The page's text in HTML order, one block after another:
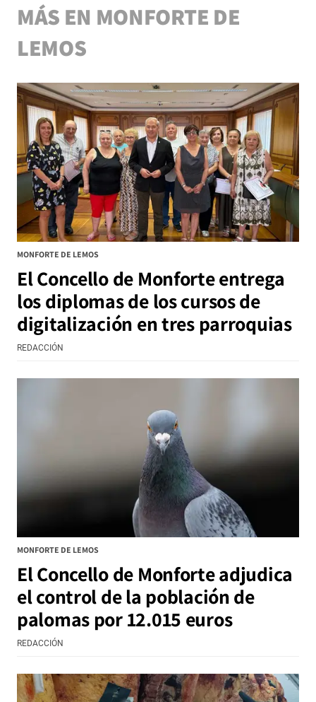
MÁS EN MONFORTE DE
LEMOS
MONFORTE DE LEMOS
El Concello de Monforte entrega
los diplomas de los cursos de
digitalización en tres parroquias
REDACCIÓN
MONFORTE DE LEMOS
El Concello de Monforte adjudica
el control de la población de
palomas por 12.015 euros
REDACCIÓN